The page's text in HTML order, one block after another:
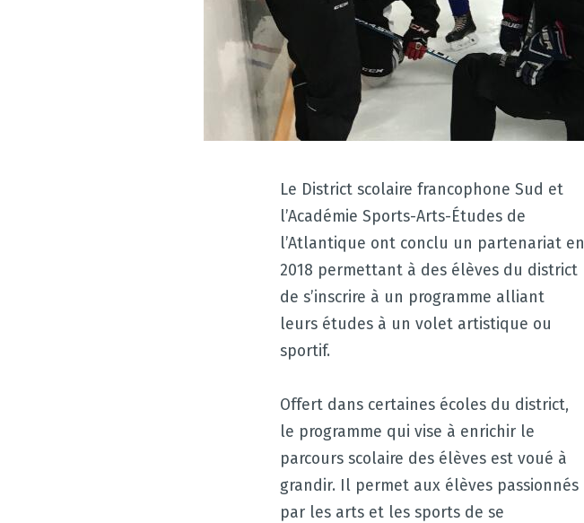
Le District scolaire francophone Sud et
l’Académie Sports-Arts-Études de
l’Atlantique ont conclu un partenariat en
2018 permettant à des élèves du district
de s’inscrire à un programme alliant
leurs études à un volet artistique ou
sportif.
Offert dans certaines écoles du district,
le programme qui vise à enrichir le
parcours scolaire des élèves est voué à
grandir. Il permet aux élèves passionnés
par les arts et les sports de se